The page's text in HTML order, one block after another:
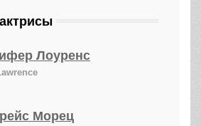
Лоуренс
Морец